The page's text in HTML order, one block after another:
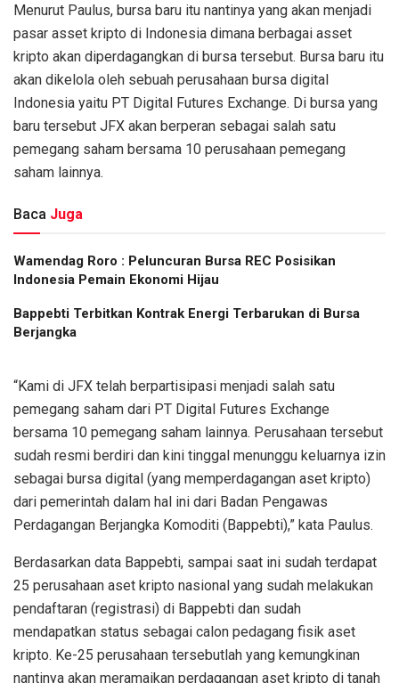
Menurut Paulus, bursa baru itu nantinya yang akan menjadi
pasar asset kripto di Indonesia dimana berbagai asset
kripto akan diperdagangkan di bursa tersebut. Bursa baru itu
akan dikelola oleh sebuah perusahaan bursa digital
Indonesia yaitu PT Digital Futures Exchange. Di bursa yang
baru tersebut JFX akan berperan sebagai salah satu
pemegang saham bersama 10 perusahaan pemegang
saham lainnya.
Baca Juga
Wamendag Roro : Peluncuran Bursa REC Posisikan
Indonesia Pemain Ekonomi Hijau
Bappebti Terbitkan Kontrak Energi Terbarukan di Bursa
Berjangka
“Kami di JFX telah berpartisipasi menjadi salah satu
pemegang saham dari PT Digital Futures Exchange
bersama 10 pemegang saham lainnya. Perusahaan tersebut
sudah resmi berdiri dan kini tinggal menunggu keluarnya izin
sebagai bursa digital (yang memperdagangan aset kripto)
dari pemerintah dalam hal ini dari Badan Pengawas
Perdagangan Berjangka Komoditi (Bappebti),” kata Paulus.
Berdasarkan data Bappebti, sampai saat ini sudah terdapat
25 perusahaan aset kripto nasional yang sudah melakukan
pendaftaran (registrasi) di Bappebti dan sudah
mendapatkan status sebagai calon pedagang fisik aset
kripto. Ke-25 perusahaan tersebutlah yang kemungkinan
nantinya akan meramaikan perdagangan aset kripto di tanah